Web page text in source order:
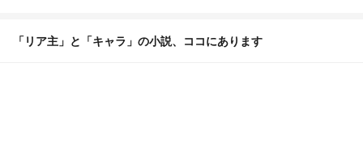
「リア主」と「キャラ」の小説、ココにあります